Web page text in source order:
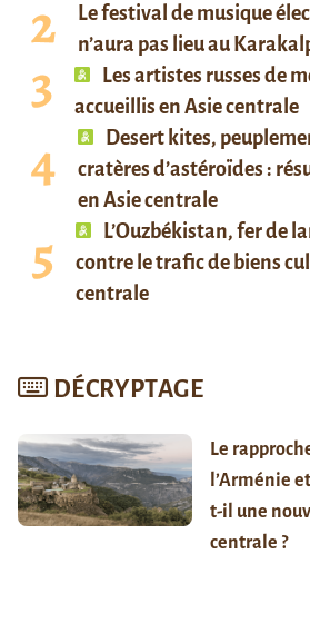
Le festival de musique
n’aura pas lieu au
Les artistes russes de
accueillis en Asie centrale
Desert kites,
cratères d’astéroïdes :
en Asie centrale
L’Ouzbékistan, fer de
contre le trafic de biens
centrale
DÉCRYPTAGE
Le
l’Arménie
t-il une
centrale ?